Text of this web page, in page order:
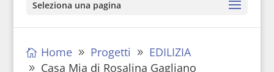
Seleziona una pagina
Home Progetti
EDILIZIA
Casa Mia di Rosalina Gagliano